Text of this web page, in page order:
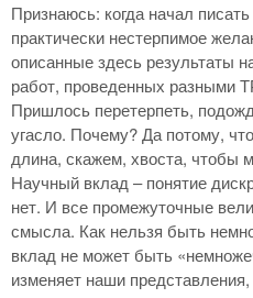
Признаюсь: когда начал
практически нестерпимое
описанные здесь результаты
работ, проведенных разными
Пришлось перетерпеть,
угасло. Почему? Да потому,
длина, скажем, хвоста, чтобы
Научный вклад – понятие
нет. И все промежуточные
смысла. Как нельзя быть
вклад не может быть
изменяет наши